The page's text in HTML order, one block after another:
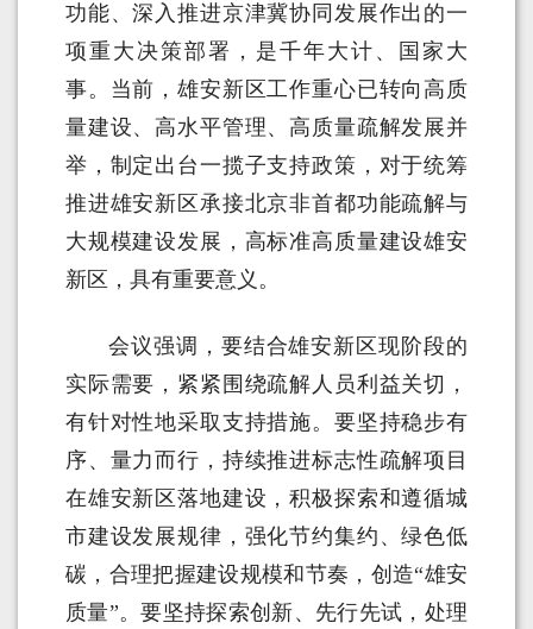
功能、深入推进京津冀协同发展作出的一
项重大决策部署，是千年大计、国家大
事。当前，雄安新区工作重心已转向高质
量建设、高水平管理、高质量疏解发展并
举，制定出台一揽子支持政策，对于统筹
推进雄安新区承接北京非首都功能疏解与
大规模建设发展，高标准高质量建设雄安
新区，具有重要意义。
会议强调，要结合雄安新区现阶段的
实际需要，紧紧围绕疏解人员利益关切，
有针对性地采取支持措施。要坚持稳步有
序、量力而行，持续推进标志性疏解项目
在雄安新区落地建设，积极探索和遵循城
市建设发展规律，强化节约集约、绿色低
碳，合理把握建设规模和节奏，创造“雄安
质量”。要坚持探索创新、先行先试，处理